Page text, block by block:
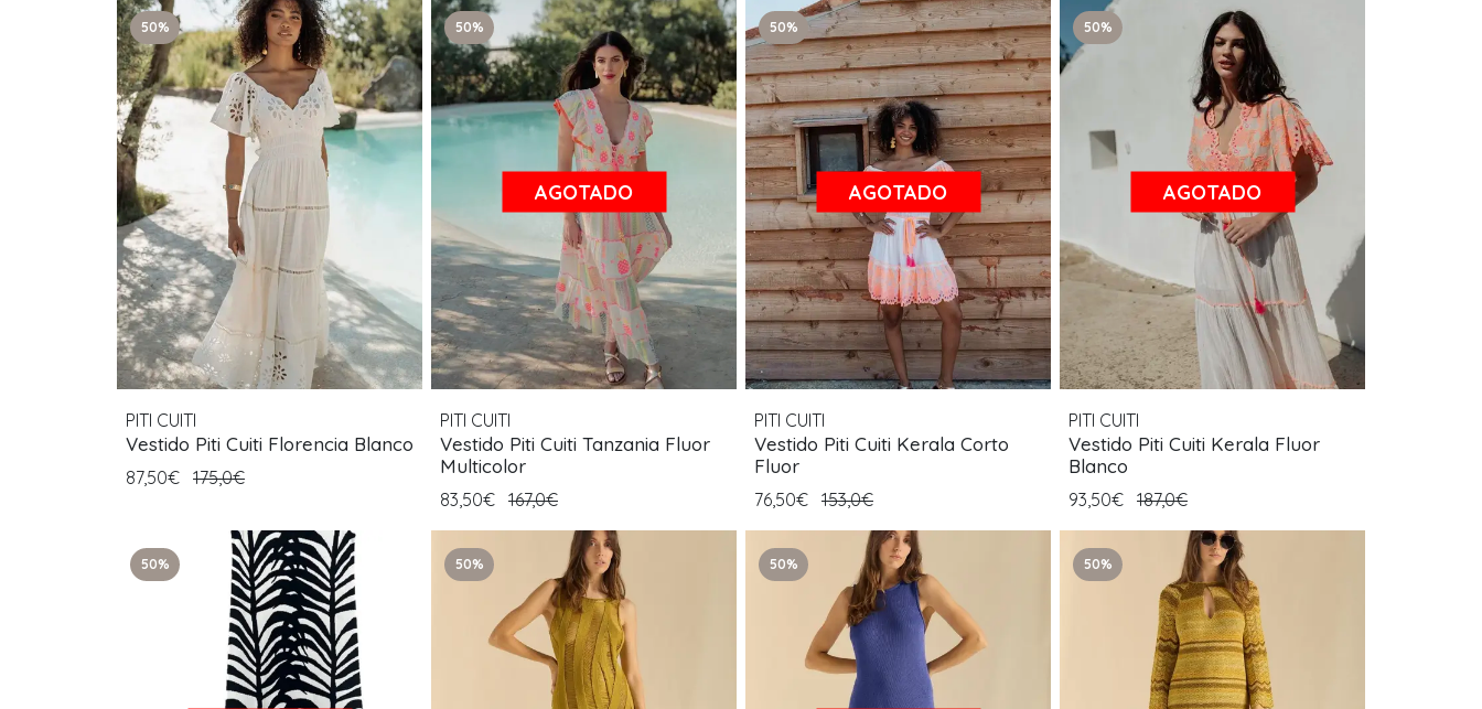
50%
PITI CUITI
Vestido Piti Cuiti Florencia Blanco
87,50€ 175,0€
50%
AGOTADO
PITI CUITI
Vestido Piti Cuiti Tanzania Fluor
Multicolor
83,50€ 167,0€
50%
AGOTADO
PITI CUITI
Vestido Piti Cuiti Kerala Corto
Fluor
76,50€ 153,0€
50%
AGOTADO
PITI CUITI
Vestido Piti Cuiti Kerala Fluor
Blanco
93,50€ 187,0€
50% 50% 50% 50%